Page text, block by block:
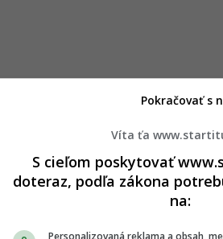
sa za plne zaočkovanú
12 mesiacov po aplikácii
19 s dvojdávkovou schémou,
Víta ťa
S cieľom poskytovať
doteraz, podľa zákona
na:
Personalizovaná reklama a obsah,
Pokračovať s